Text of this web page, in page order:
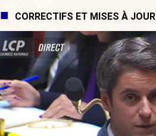
CORRECTIFS ET MISES À JOUR